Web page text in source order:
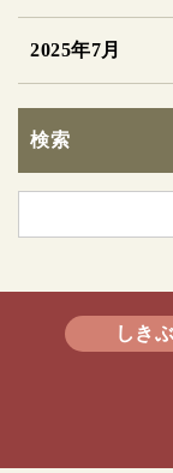
2025年7月
検索
しき